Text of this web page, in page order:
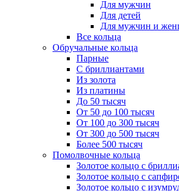
Для мужчин
Для детей
Для мужчин и
Все кольца
Обручальные кольца
Парные
С бриллиантами
Из золота
Из платины
До 50 тысяч
От 50 до 100 тысяч
От 100 до 300 тысяч
От 300 до 500 тысяч
Более 500 тысяч
Помолвочные кольца
Золотое кольцо с
Золотое кольцо с
Золотое кольцо с